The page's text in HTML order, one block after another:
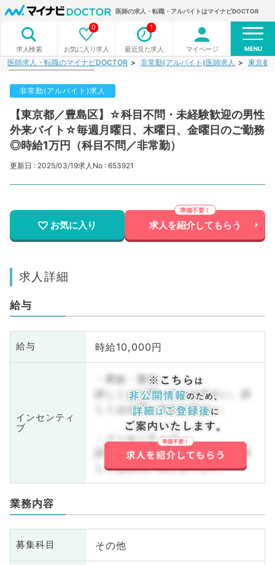
医師の求人・転職・アルバイトはマイナビDOCTOR
求人検索 お気に入り求人
0
最近見た求人
1
マイページ MENU
医師求人・転職のマイナビDOCTOR 非常勤(アルバイト)医師求人 東京都
非常勤(アルバイト)求人
【東京都／豊島区】☆科目不問・未経験歓迎の男性
外来バイト☆毎週月曜日、木曜日、金曜日のご勤務
◎時給1万円（科目不問／非常勤）
更新日 : 2025/03/19求人No : 653921
お気に入り 求人を紹介してもらう
求人詳細
給与
給与 時給10,000円
インセンティ
ブ
・昇給・賞与
詳しくはお問い合わせ下さい。詳
しくはお問い合わせ下さい。
・インセンティブ
詳しくはお問い合わせ下さい。詳
しくはお問い合わせ下さい。
業務内容
募集科目 その他